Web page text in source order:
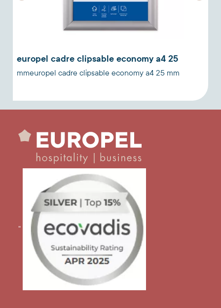
europel cadre clipsable economy a4 25
mmeuropel cadre clipsable economy a4 25 mm
"